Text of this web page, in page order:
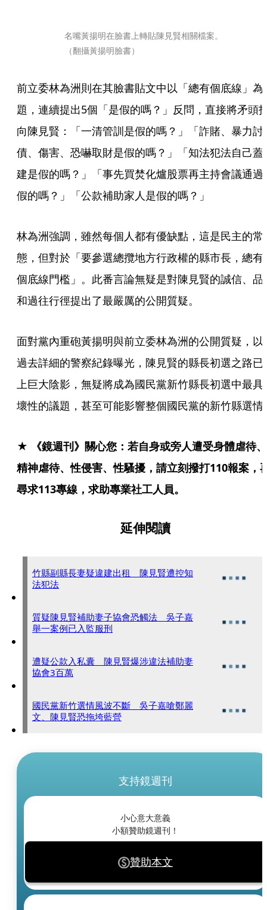
名嘴黃揚明在臉書上轉貼陳見賢相關檔案。
（翻攝黃揚明臉書）
前立委林為洲則在其臉書貼文中以「總有個底線」為
題，連續提出5個「是假的嗎？」反問，直接將矛頭
向陳見賢：「一清管訓是假的嗎？」「詐賭、暴力討
債、傷害、恐嚇取財是假的嗎？」「知法犯法自己蓋
建是假的嗎？」「事先買焚化爐股票再主持會議通過
假的嗎？」「公款補助家人是假的嗎？」
林為洲強調，雖然每個人都有優缺點，這是民主的常
態，但對於「要參選總攬地方行政權的縣市長，總有
個底線門檻」。此番言論無疑是對陳見賢的誠信、品
和過往行徑提出了最嚴厲的公開質疑。
面對黨內重砲黃揚明與前立委林為洲的公開質疑，以
過去詳細的警察紀錄曝光，陳見賢的縣長初選之路已
上巨大陰影，無疑將成為國民黨新竹縣長初選中最具
壞性的議題，甚至可能影響整個國民黨的新竹縣選情
★ 《鏡週刊》關心您：若自身或旁人遭受身體虐待、
精神虐待、性侵害、性騷擾，請立刻撥打110報案，
尋求113專線，求助專業社工人員。
延伸閱讀
竹縣副縣長妻疑違建出租 陳見賢遭控知
法犯法
質疑陳見賢補助妻子協會恐觸法 吳子嘉
舉一案例已入監服刑
遭疑公款入私囊 陳見賢爆涉違法補助妻
協會3百萬
國民黨新竹選情風波不斷 吳子嘉嗆鄭麗
文、陳見賢恐拖垮藍營
支持鏡週刊
小心意大意義
小額贊助鏡週刊！
贊助本文